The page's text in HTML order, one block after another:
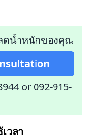
ดน้ำหนักของคุณ
or 092-915-
วลา